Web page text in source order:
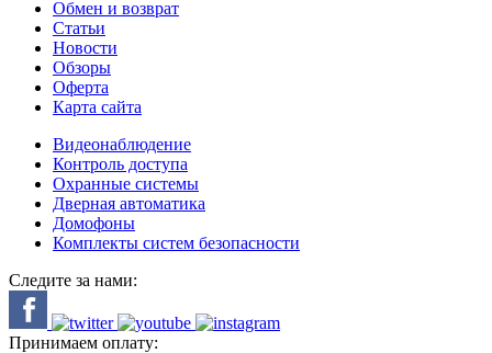
Обмен и возврат
Статьи
Новости
Обзоры
Оферта
Карта сайта
Видеонаблюдение
Контроль доступа
Охранные системы
Дверная автоматика
Домофоны
Комплекты систем безопасности
Следите за нами:
Принимаем оплату: